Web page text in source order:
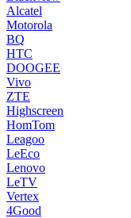
Alcatel
Motorola
BQ
HTC
DOOGEE
Vivo
ZTE
Highscreen
HomTom
Leagoo
LeEco
Lenovo
LeTV
Vertex
4Good